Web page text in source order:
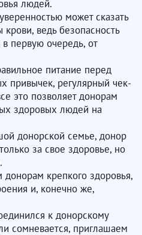
людей.
может сказать
ведь безопасность
первую очередь, от
питание перед
привычек, регулярный чек-
это позволяет донорам
здоровых людей на
донорской семье, донор
за свое здоровье, но
крепкого здоровья,
и, конечно же,
к донорскому
сомневается, приглашаем